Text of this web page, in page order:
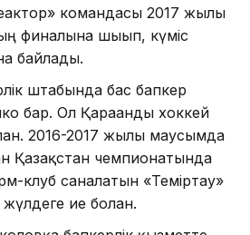
командасы 2017 жылы
финалына шығып, күміс
байлады.
штабында бас бапкер
бар. Ол Қарағанды хоккей
2016-2017 жылғы маусымда
Қазақстан чемпионатында
клуб саналатын «Теміртау»
ие болған.